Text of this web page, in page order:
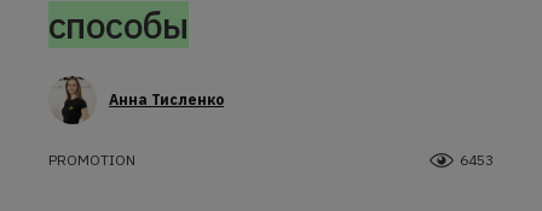
способы
Анна Тисленко
PROMOTION 6453